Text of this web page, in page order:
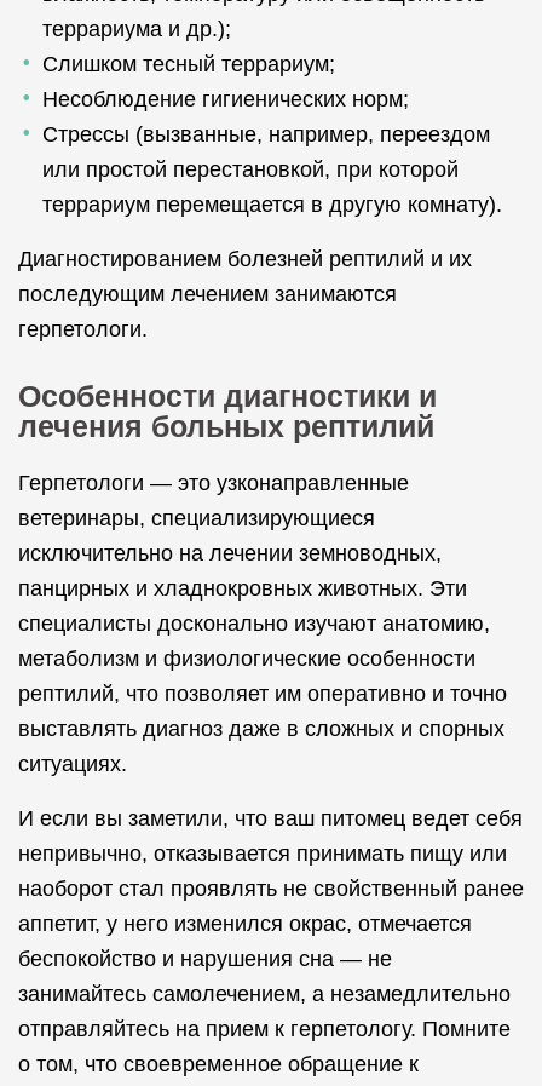
террариума и др.);
Слишком тесный террариум;
Несоблюдение гигиенических норм;
Стрессы (вызванные, например, переездом
или простой перестановкой, при которой
террариум перемещается в другую комнату).
Диагностированием болезней рептилий и их
последующим лечением занимаются
герпетологи.
Особенности диагностики и
лечения больных рептилий
Герпетологи — это узконаправленные
ветеринары, специализирующиеся
исключительно на лечении земноводных,
панцирных и хладнокровных животных. Эти
специалисты досконально изучают анатомию,
метаболизм и физиологические особенности
рептилий, что позволяет им оперативно и точно
выставлять диагноз даже в сложных и спорных
ситуациях.
И если вы заметили, что ваш питомец ведет себя
непривычно, отказывается принимать пищу или
наоборот стал проявлять не свойственный ранее
аппетит, у него изменился окрас, отмечается
беспокойство и нарушения сна — не
занимайтесь самолечением, а незамедлительно
отправляйтесь на прием к герпетологу. Помните
о том, что своевременное обращение к